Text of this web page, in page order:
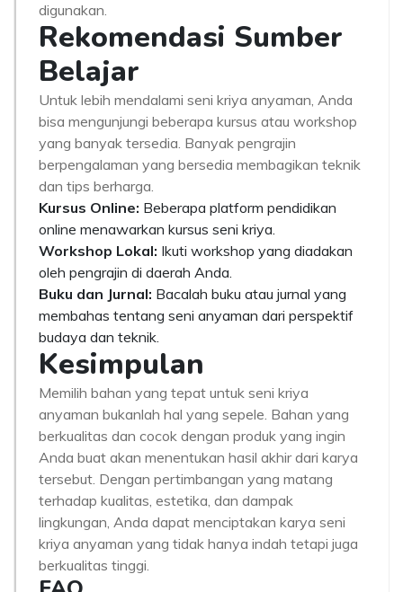
digunakan.
Rekomendasi Sumber
Belajar
Untuk lebih mendalami seni kriya anyaman, Anda
bisa mengunjungi beberapa kursus atau workshop
yang banyak tersedia. Banyak pengrajin
berpengalaman yang bersedia membagikan teknik
dan tips berharga.
Kursus Online: Beberapa platform pendidikan
online menawarkan kursus seni kriya.
Workshop Lokal: Ikuti workshop yang diadakan
oleh pengrajin di daerah Anda.
Buku dan Jurnal: Bacalah buku atau jurnal yang
membahas tentang seni anyaman dari perspektif
budaya dan teknik.
Kesimpulan
Memilih bahan yang tepat untuk seni kriya
anyaman bukanlah hal yang sepele. Bahan yang
berkualitas dan cocok dengan produk yang ingin
Anda buat akan menentukan hasil akhir dari karya
tersebut. Dengan pertimbangan yang matang
terhadap kualitas, estetika, dan dampak
lingkungan, Anda dapat menciptakan karya seni
kriya anyaman yang tidak hanya indah tetapi juga
berkualitas tinggi.